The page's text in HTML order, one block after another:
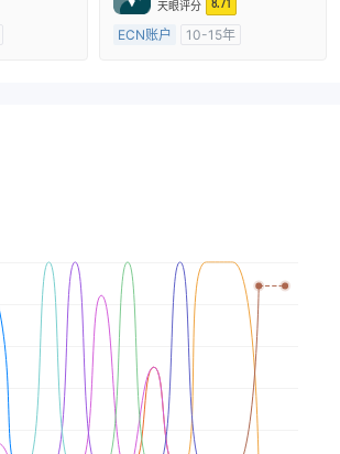
天眼评分 8.71
ECN账户
10-15年